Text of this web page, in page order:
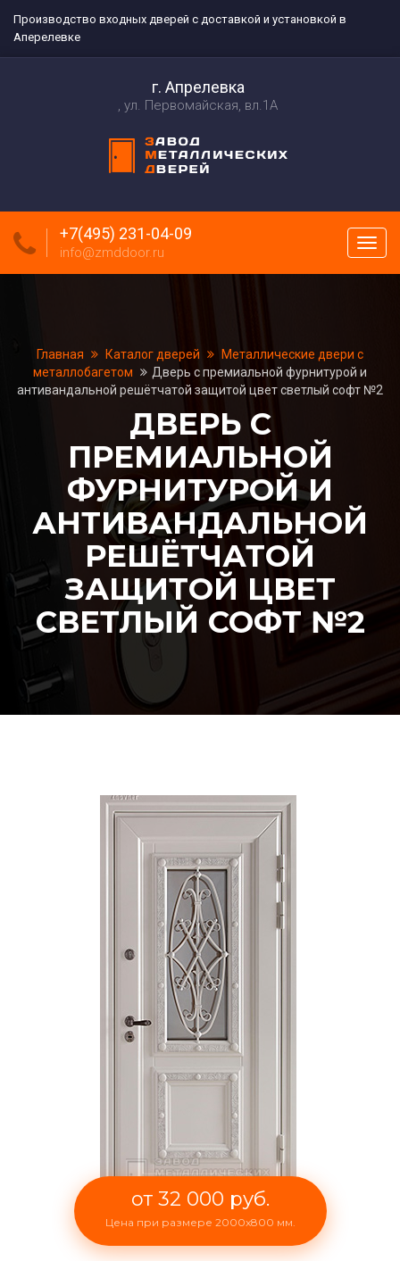
Производство входных дверей с доставкой и установкой в
Аперелевке
г. Апрелевка
ул. Первомайская, вл.1А
меню
+7(495) 231-04-09
info@zmddoor.ru
Главная Каталог дверей
Металлические двери с
металлобагетом
Дверь с премиальной фурнитурой и
антивандальной решётчатой защитой цвет светлый софт №2
ДВЕРЬ С
ПРЕМИАЛЬНОЙ
ФУРНИТУРОЙ И
АНТИВАНДАЛЬНОЙ
РЕШЁТЧАТОЙ
ЗАЩИТОЙ ЦВЕТ
СВЕТЛЫЙ СОФТ №2
от 32 000 руб.
Цена при размере 2000x800 мм.